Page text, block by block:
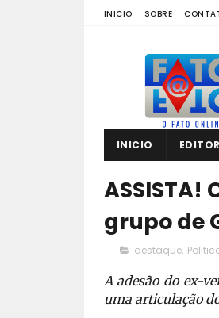
INICIO SOBRE
INICIO
grupo de
destaque,
A adesão do ex-
uma articulação